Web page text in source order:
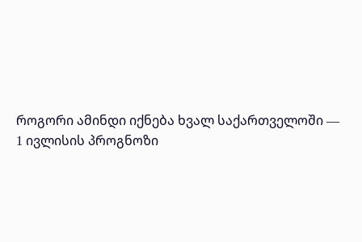
როგორი ამინდი იქნება ხვალ საქართველოში —
1 ივლისის პროგნოზი